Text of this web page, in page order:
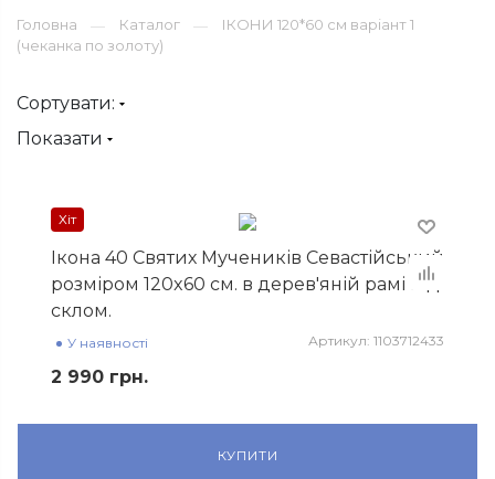
Головна — Каталог —
ІКОНИ 120*60 см варіант 1
(чеканка по золоту)
Сортувати:
Показати
Хiт
Ікона 40 Святих Мучеників Севастійський
розміром 120x60 см. в дерев'яній рамі під
склом.
У наявності Артикул: 1103712433
2 990 грн.
КУПИТИ